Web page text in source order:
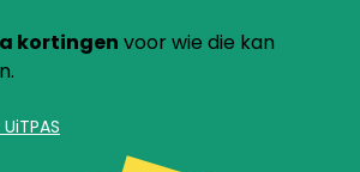
kortingen voor wie die kan